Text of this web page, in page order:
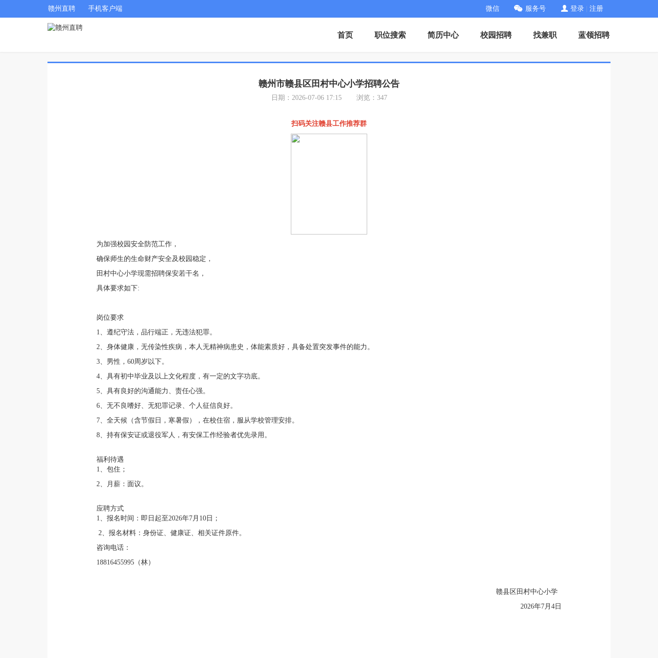
赣州直聘 手机客户端 微信 服务号 登录 注册
首页 职位搜索 简历中心 校园招聘 找兼职 蓝领招聘
赣州市赣县区田村中心小学招聘公告
日期：2026-07-06 17:15 浏览：347
扫码关注赣县工作推荐群
为加强校园安全防范工作，
确保师生的生命财产安全及校园稳定，
田村中心小学现需招聘保安若干名，
具体要求如下:
岗位要求
1、遵纪守法，品行端正，无违法犯罪。
2、身体健康，无传染性疾病，本人无精神病患史，体能素质好，具备处置突发事件的能力。
3、男性，60周岁以下。
4、具有初中毕业及以上文化程度，有一定的文字功底。
5、具有良好的沟通能力、责任心强。
6、无不良嗜好、无犯罪记录、个人征信良好。
7、全天候（含节假日，寒暑假），在校住宿，服从学校管理安排。
8、持有保安证或退役军人，有安保工作经验者优先录用。
福利待遇
1、包住；
2、月薪：面议。
应聘方式
1、报名时间：即日起至2026年7月10日；
2、报名材料：身份证、健康证、相关证件原件。
咨询电话：
18816455995（林）
赣县区田村中心小学
2026年7月4日